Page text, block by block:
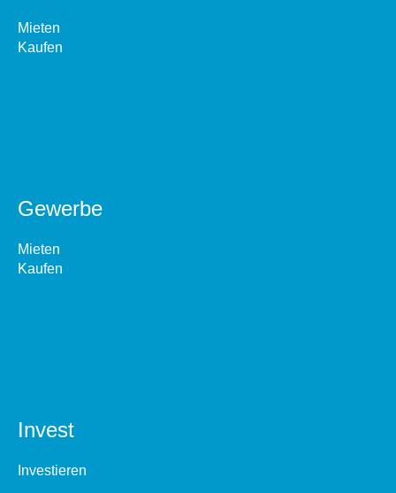
Mieten
Kaufen
Gewerbe
Mieten
Kaufen
Invest
Investieren